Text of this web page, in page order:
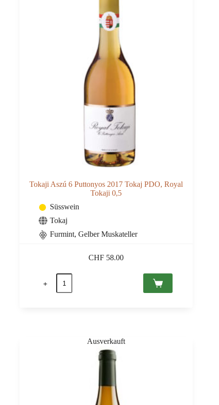
Tokaji Aszú 6 Puttonyos 2017 Tokaj PDO, Royal
Tokaji 0,5
Süsswein
Tokaj
Furmint, Gelber Muskateller
CHF 58.00
Tokaji
Aszú
6